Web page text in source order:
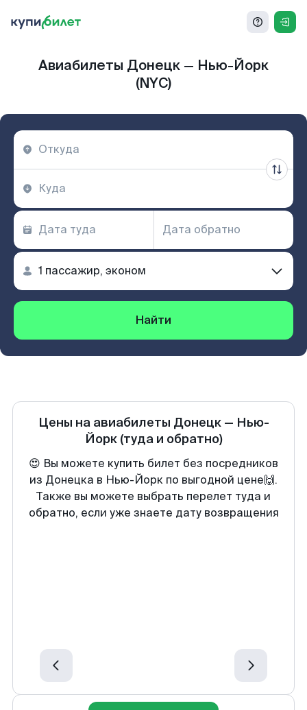
Авиабилеты Донецк — Нью-Йорк
(NYC)
Найти
Цены на авиабилеты Донецк— Нью-
Йорк (туда и обратно)
😍 Вы можете купить билет без посредников
из Донецка в Нью-Йорк по выгодной цене🙌.
Также вы можете выбрать перелет туда и
обратно, если уже знаете дату возвращения